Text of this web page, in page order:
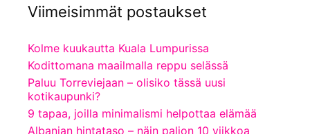
Viimeisimmät postaukset
Kolme kuukautta Kuala Lumpurissa
Kodittomana maailmalla reppu selässä
Paluu Torreviejaan – olisiko tässä uusi
kotikaupunki?
9 tapaa, joilla minimalismi helpottaa elämää
Albanian hintataso – näin paljon 10 viikkoa